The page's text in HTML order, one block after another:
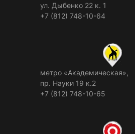
ул. Дыбенко 22 к. 1
+7 (812) 748-10-64
метро «Академическая»,
пр. Науки 19 к.2
+7 (812) 748-10-65